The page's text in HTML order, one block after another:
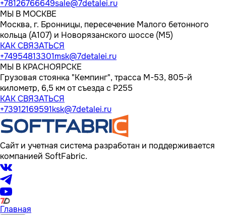
+78126766649sale@7detalei.ru
МЫ В МОСКВЕ
Москва, г. Бронницы, пересечение Малого бетонного
кольца (А107) и Новорязанского шоссе (М5)
КАК СВЯЗАТЬСЯ
+74954813301msk@7detalei.ru
МЫ В КРАСНОЯРСКЕ
Грузовая стоянка "Кемпинг", трасса M-53, 805-й
километр, 6,5 км от съезда с Р255
КАК СВЯЗАТЬСЯ
+73912169591ksk@7detalei.ru
Сайт и учетная система разработан и поддерживается
компанией SoftFabric.
Главная